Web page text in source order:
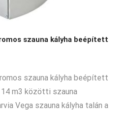
szauna kályha beépített
szauna kályha beépített
m3 közötti szauna
Vega szauna kályha talán a